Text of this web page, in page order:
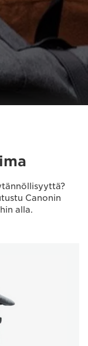
Canonin
alla.